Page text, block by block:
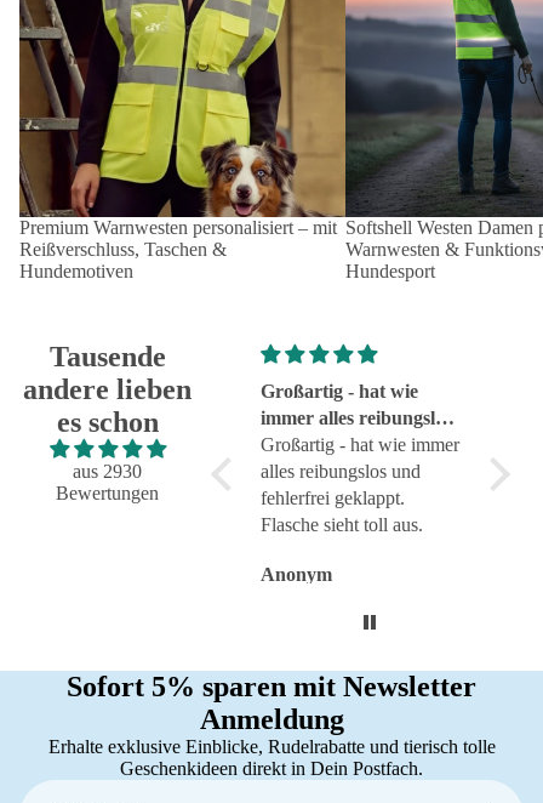
Premium Warnwesten personalisiert – mit
Reißverschluss, Taschen &
Hundemotiven
Softshell Westen Damen
Warnwesten &
Hundesport
Tausende
andere lieben
es schon
aus 2930
Bewertungen
Super!
Super!
Großartig - hat wie
immer alles reibungslos
und fehlerfrei geklappt
Großartig - hat wie immer
alles reibungslos und
fehlerfrei geklappt.
Flasche sieht toll aus.
Anonym
Sofort 5% sparen mit Newsletter
Anmeldung
Erhalte exklusive Einblicke, Rudelrabatte und tierisch tolle
Geschenkideen direkt in Dein Postfach.
E-Mail